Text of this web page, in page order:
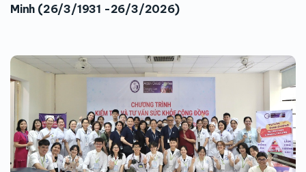
Minh (26/3/1931 -26/3/2026)